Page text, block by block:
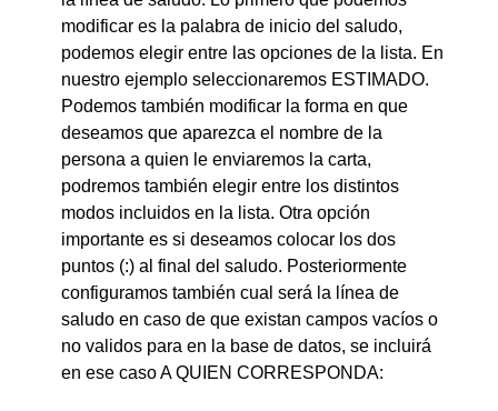
modificar es la palabra de inicio del saludo,
podemos elegir entre las opciones de la lista. En
nuestro ejemplo seleccionaremos ESTIMADO.
Podemos también modificar la forma en que
deseamos que aparezca el nombre de la
persona a quien le enviaremos la carta,
podremos también elegir entre los distintos
modos incluidos en la lista. Otra opción
importante es si deseamos colocar los dos
puntos (:) al final del saludo. Posteriormente
configuramos también cual será la línea de
saludo en caso de que existan campos vacíos o
no validos para en la base de datos, se incluirá
en ese caso A QUIEN CORRESPONDA: